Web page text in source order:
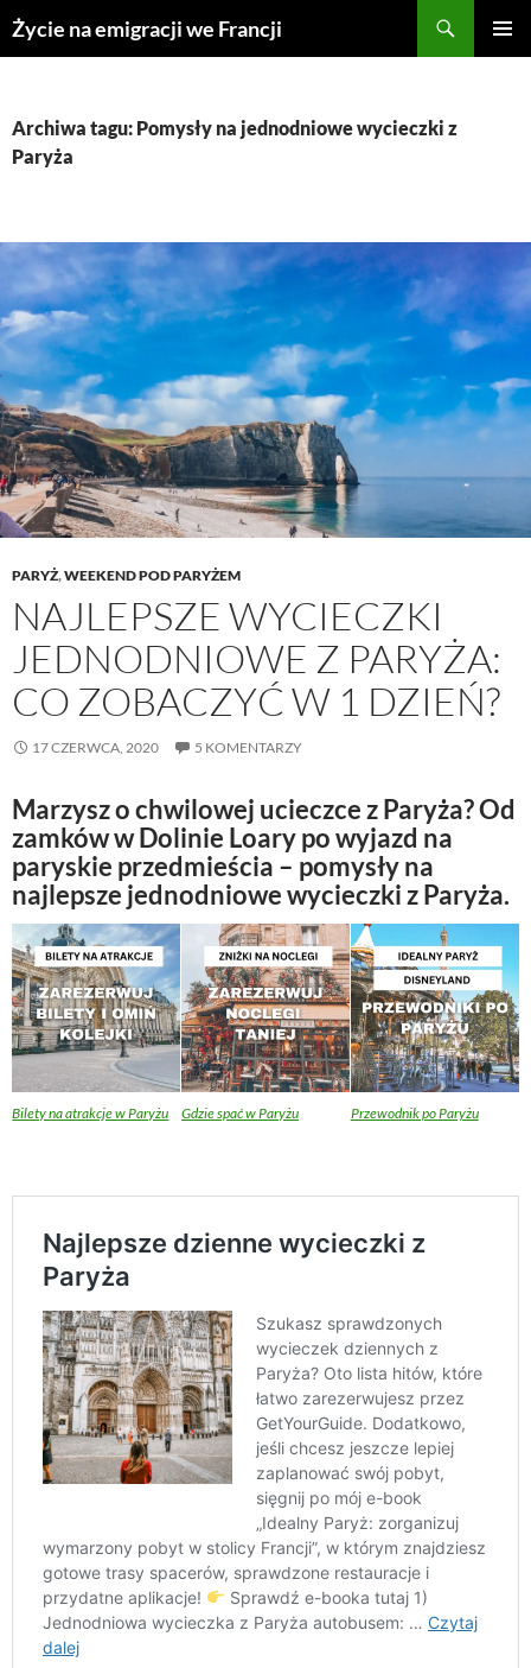
Przejdź
doŻycie na emigracji we Francji
Archiwa tagu: Pomysły na jednodniowe wycieczki z
Paryża
PARYŻ,WEEKEND POD PARYŻEM
NAJLEPSZE WYCIECZKI
JEDNODNIOWE Z PARYŻA:
CO ZOBACZYĆ W 1 DZIEŃ?
17 CZERWCA, 2020 5 KOMENTARZY
Marzysz o chwilowej ucieczce z Paryża? Od
zamków w Dolinie Loary po wyjazd na
paryskie przedmieścia – pomysły na
najlepsze jednodniowe wycieczki z Paryża.
Bilety na atrakcje w Paryżu Gdzie spać w Paryżu Przewodnik po Paryżu